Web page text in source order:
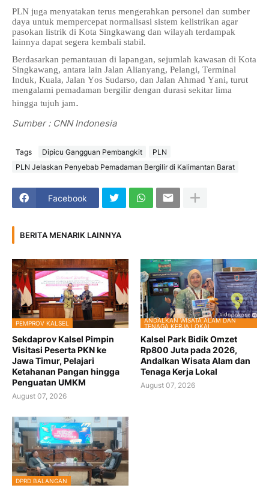
PLN juga menyatakan terus mengerahkan personel dan sumber
daya untuk mempercepat normalisasi sistem kelistrikan agar
pasokan listrik di Kota Singkawang dan wilayah terdampak
lainnya dapat segera kembali stabil.
Berdasarkan pemantauan di lapangan, sejumlah kawasan di Kota
Singkawang, antara lain Jalan Alianyang, Pelangi, Terminal
Induk, Kuala, Jalan Yos Sudarso, dan Jalan Ahmad Yani, turut
mengalami pemadaman bergilir dengan durasi sekitar lima
hingga tujuh jam.
Sumber : CNN Indonesia
Tags Dipicu Gangguan Pembangkit
PLN
PLN Jelaskan Penyebab Pemadaman Bergilir di Kalimantan Barat
Facebook
BERITA MENARIK LAINNYA
PEMPROV KALSEL
Sekdaprov Kalsel Pimpin
Visitasi Peserta PKN ke
Jawa Timur, Pelajari
Ketahanan Pangan hingga
Penguatan UMKM
August 07, 2026
ANDALKAN WISATA ALAM DAN
TENAGA KERJA LOKAL
Kalsel Park Bidik Omzet
Rp800 Juta pada 2026,
Andalkan Wisata Alam dan
Tenaga Kerja Lokal
August 07, 2026
DPRD BALANGAN